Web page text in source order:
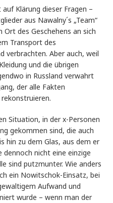
Klärung dieser Fragen –
aus Nawalny´s „Team“
des Geschehens an sich
Transport des
verbrachten. Aber auch, weil
und die übrigen
in Russland verwahrt
der alle Fakten
Situation, in der x-Personen
gekommen sind, die auch
hin zu dem Glas, aus dem er
nicht eine einzige
sind putzmunter. Wie anders
ein Nowitschok-Einsatz, bei
Aufwand und
wurde – wenn man der